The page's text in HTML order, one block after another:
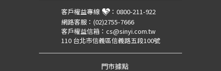
客戶權益專線 ： 0800-211-922
網路客服： (02)2755-7666
客戶權益信箱： cs@sinyi.com.tw
110 台北市信義區信義路五段100號
門市據點